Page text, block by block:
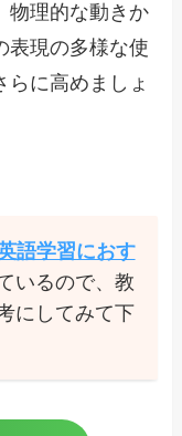
物理的な動きか
表現の多様な使
に高めましょ
語学習におす
いるので、教
にしてみて下